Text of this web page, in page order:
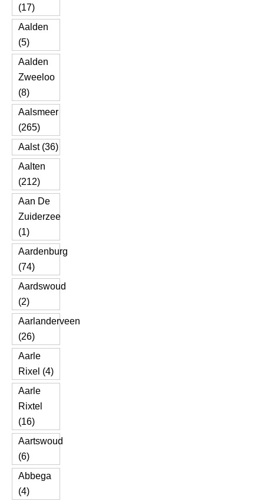
(17)
Aalden
(5)
Aalden
Zweeloo
(8)
Aalsmeer
(265)
Aalst (36)
Aalten
(212)
Aan De
Zuiderzee
(1)
Aardenburg
(74)
Aardswoud
(2)
Aarlanderveen
(26)
Aarle
Rixel (4)
Aarle
Rixtel
(16)
Aartswoud
(6)
Abbega
(4)